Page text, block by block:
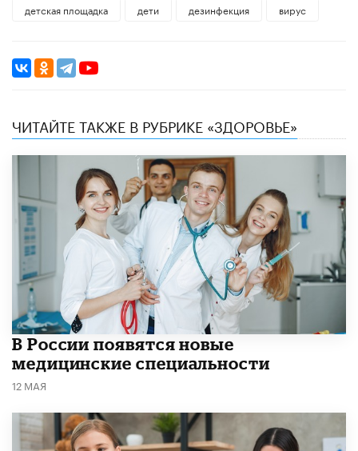
детская площадка
дети дезинфекция вирус
ЧИТАЙТЕ ТАКЖЕ В РУБРИКЕ «ЗДОРОВЬЕ»
В России появятся новые
медицинские специальности
12 МАЯ